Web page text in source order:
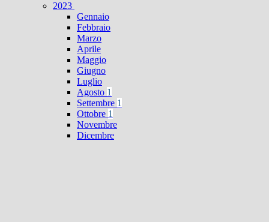
2023
Gennaio
Febbraio
Marzo
Aprile
Maggio
Giugno
Luglio
Agosto 1
Settembre 1
Ottobre 1
Novembre
Dicembre